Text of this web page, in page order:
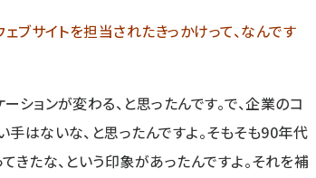
サイトを担当されたきっかけって、なんです
ションが変わる、と思ったんです。で、企業のコ
手はないな、と思ったんですよ。そもそも90年代
きたな、という印象があったんですよ。それを補